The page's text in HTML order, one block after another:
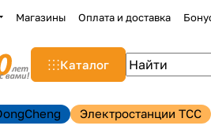
Магазины Оплата и доставка
Каталог
Электростанции TCC